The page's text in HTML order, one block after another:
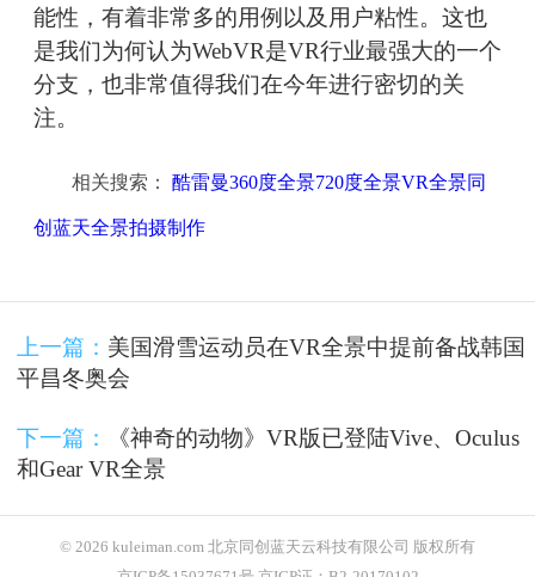
能性，有着非常多的用例以及用户粘性。这也
是我们为何认为WebVR是VR行业最强大的一个
分支，也非常值得我们在今年进行密切的关
注。
相关搜索： 酷雷曼360度全景720度全景VR全景同
创蓝天全景拍摄制作
上一篇： 美国滑雪运动员在VR全景中提前备战韩国
平昌冬奥会
下一篇：
《神奇的动物》VR版已登陆Vive、Oculus
和Gear VR全景
© 2026 kuleiman.com 北京同创蓝天云科技有限公司 版权所有